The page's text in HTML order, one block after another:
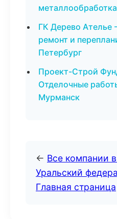
ГК Дерево Ателье
ремонт и
Петербург
Проект-Строй
Отделочные
Мурманск
← Все компании
Уральский
Главная страница